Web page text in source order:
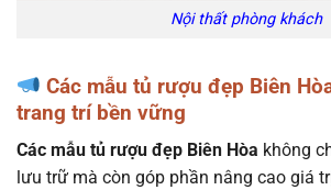
Nội thất phòng khách
Các mẫu tủ rượu đẹp Biên
trang trí bền vững
Các mẫu tủ rượu đẹp Biên Hòa không
lưu trữ mà còn góp phần nâng cao giá